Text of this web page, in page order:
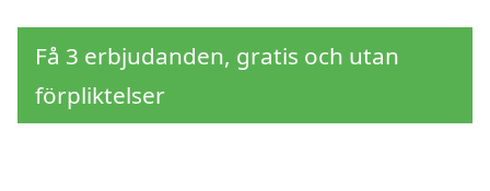
Få 3 erbjudanden, gratis och utan
förpliktelser